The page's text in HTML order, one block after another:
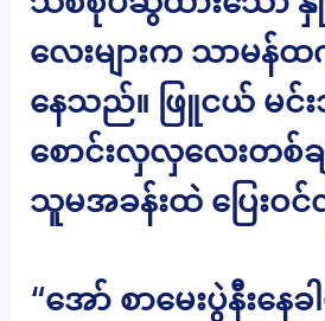
လေးများက သာမန်
နေသည်။ ဖြူငယ် မင်
စောင်းလှလှလေးတစ်
သူမအခန်းထဲ ပြေး
“အော် စာမေးပွဲနီးနေ